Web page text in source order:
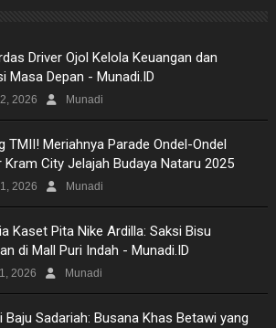
Driver Ojol Kelola Keuangan dan
Masa Depan - Munadi.ID
2026 Munadi
TMII! Meriahnya Parade Ondel-Ondel
Kram City Jelajah Budaya Nataru 2025
2026 Munadi
Kaset Pita Nike Ardilla: Saksi Bisu
di Mall Puri Indah - Munadi.ID
2026 Munadi
Baju Sadariah: Busana Khas Betawi yang